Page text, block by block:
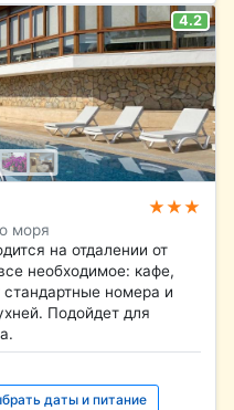
4.2
★★★
моря
на отдалении от
необходимое: кафе,
номера и
Подойдет для
даты и питание